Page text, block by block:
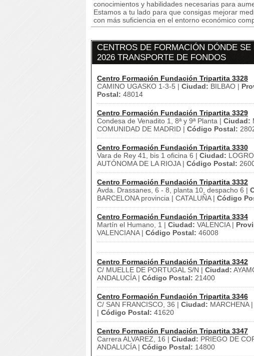
conocimientos y habilidades necesarias para
Estamos a tu lado para que consigas mejorar
con más suficiencia en el entorno económico
CENTROS DE FORMACIÓN DÓNDE
2026 TRANSPORTE DE FONDOS
Centro Formación Fundación Tripartita 3328
CAMINO UGASKO 1-3-5 | Ciudad: BILBAO |
Postal: 48014
Centro Formación Fundación Tripartita 3329
Condesa de Venadito 1, 8ª y 9ª Planta | Ciudad:
COMUNIDAD DE MADRID | Código Postal:
Centro Formación Fundación Tripartita 3330
Vara de Rey 41, bis 1 oficina 6 | Ciudad:
AUTÓNOMA DE LA RIOJA | Código Postal:
Centro Formación Fundación Tripartita 3332
Avda. Drassanes, 6 - 8, planta 10, despacho 6 |
BARCELONA provincia | CATALUÑA | Código
Centro Formación Fundación Tripartita 3334
Martín el Humano, 1 | Ciudad: VALENCIA |
VALENCIANA | Código Postal: 46008
Centro Formación Fundación Tripartita 3342
C/ MUELLE DE PORTUGAL S/N | Ciudad:
ANDALUCÍA | Código Postal: 21400
Centro Formación Fundación Tripartita 3346
C/ SAN FRANCISCO, 36 | Ciudad: MARCHENA |
| Código Postal: 41620
Centro Formación Fundación Tripartita 3347
Carrera ALVAREZ, 16 | Ciudad: PRIEGO DE
ANDALUCÍA | Código Postal: 14800